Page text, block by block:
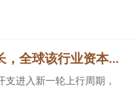
【盘中宝】AI算力需求持续增长，全球该行业资本开支进入新一轮上行周期，细分产品已出现“量价齐升”情况，这家企业在手订单超百亿元
进入新一轮上行周期，